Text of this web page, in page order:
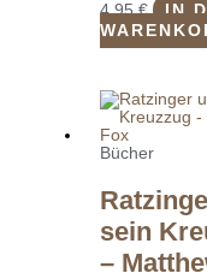
4,95€
IN
Bücher
sein
–